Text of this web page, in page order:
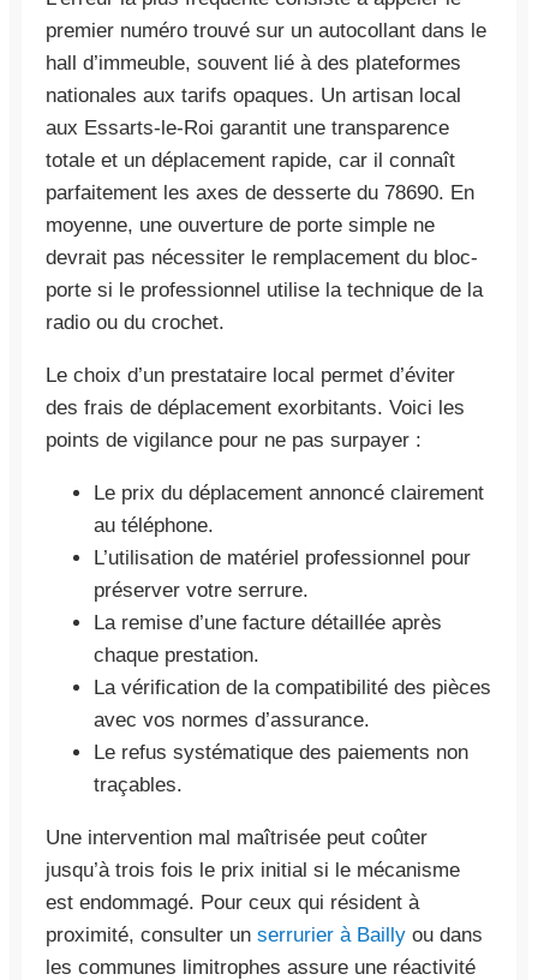
premier numéro trouvé sur un autocollant dans le
hall d’immeuble, souvent lié à des plateformes
nationales aux tarifs opaques. Un artisan local
aux Essarts-le-Roi garantit une transparence
totale et un déplacement rapide, car il connaît
parfaitement les axes de desserte du 78690. En
moyenne, une ouverture de porte simple ne
devrait pas nécessiter le remplacement du bloc-
porte si le professionnel utilise la technique de la
radio ou du crochet.
Le choix d’un prestataire local permet d’éviter
des frais de déplacement exorbitants. Voici les
points de vigilance pour ne pas surpayer :
Le prix du déplacement annoncé clairement
au téléphone.
L’utilisation de matériel professionnel pour
préserver votre serrure.
La remise d’une facture détaillée après
chaque prestation.
La vérification de la compatibilité des pièces
avec vos normes d’assurance.
Le refus systématique des paiements non
traçables.
Une intervention mal maîtrisée peut coûter
jusqu’à trois fois le prix initial si le mécanisme
est endommagé. Pour ceux qui résident à
proximité, consulter un serrurier à Bailly ou dans
les communes limitrophes assure une réactivité